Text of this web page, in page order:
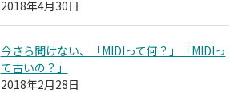
2018年4月30日
今さら聞けない、「MIDIって何？」「MIDIっ
て古いの？」
2018年2月28日